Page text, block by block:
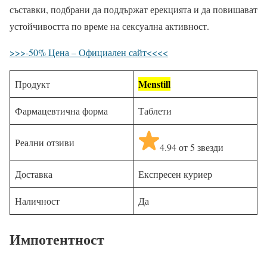
съставки, подбрани да поддържат ерекцията и да повишават
устойчивостта по време на сексуална активност.
>>>-50% Цена – Официален сайт<<<<
Продукт Menstill
Фармацевтична форма Таблети
Реални отзиви 4.94 от 5 звезди
Доставка Експресен куриер
Наличност Да
Импотентност